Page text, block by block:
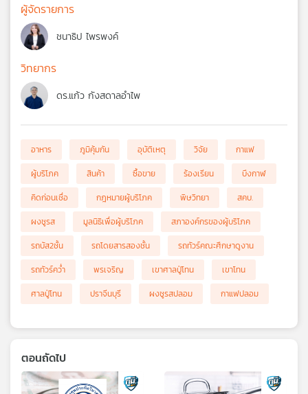
ผู้จัดรายการ
ชนาธิป ไพรพงค์
วิทยากร
ดร.แก้ว กังสดาลอำไพ
อาหาร ภูมิคุ้มกัน อุบัติเหตุ วิจัย
กาแฟ
ผู้บริโภค
สินค้า ซื้อขาย ร้องเรียน
บึงกาฬ
คิดก่อนเชื่อ
กฎหมายผู้บริโภค พิษวิทยา
สคบ.
ผงชูรส
มูลนิธิเพื่อผู้บริโภค
สภาองค์กรของผู้บริโภค
รถบัส2ชั้น
รถโดยสารสองชั้น
รถทัวร์คณะศึกษาดูงาน
รถทัวร์คว่ำ
พรเจริญ เขาศาลปู่โทน
เขาโทน
ศาลปู่โทน
ปราจีนบุรี ผงชูรสปลอม กาแฟปลอม
ตอนถัดไป